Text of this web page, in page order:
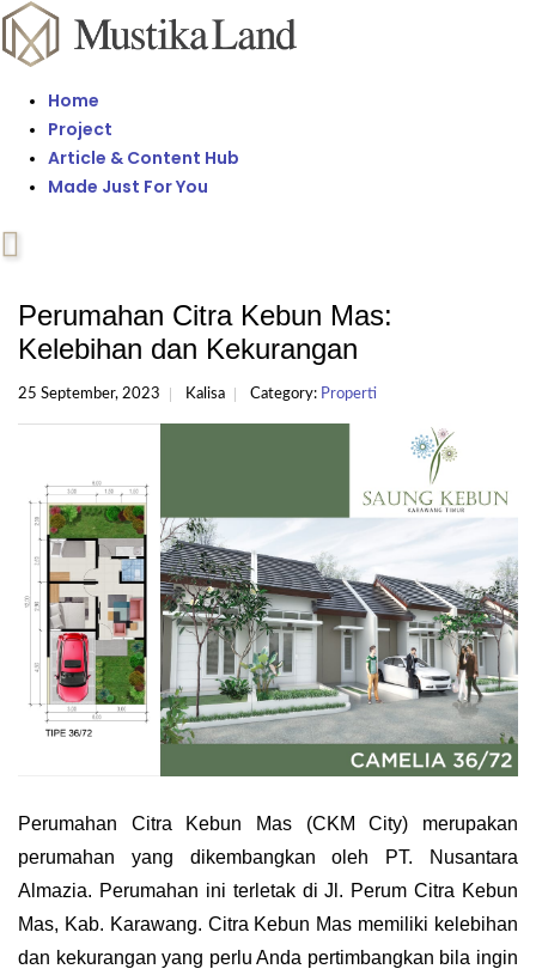
Home
Project
Article & Content Hub
Made Just For You
Perumahan Citra Kebun Mas:
Kelebihan dan Kekurangan
25 September, 2023 Kalisa Category: Properti
Perumahan Citra Kebun Mas (CKM City) merupakan
perumahan yang dikembangkan oleh PT. Nusantara
Almazia. Perumahan ini terletak di Jl. Perum Citra Kebun
Mas, Kab. Karawang. Citra Kebun Mas memiliki kelebihan
dan kekurangan yang perlu Anda pertimbangkan bila ingin